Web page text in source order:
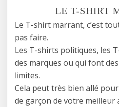
LE T-SHIRT
Le T-shirt marrant, c’est
pas faire.
Les T-shirts politiques, les
des marques ou qui font
limites.
Cela peut très bien allé
de garçon de votre meilleur